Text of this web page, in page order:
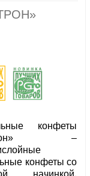
конфеты
–
конфеты со